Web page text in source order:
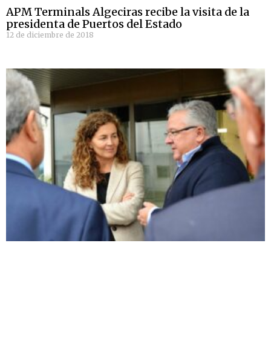
APM Terminals Algeciras recibe la visita de la
presidenta de Puertos del Estado
12 de diciembre de 2018